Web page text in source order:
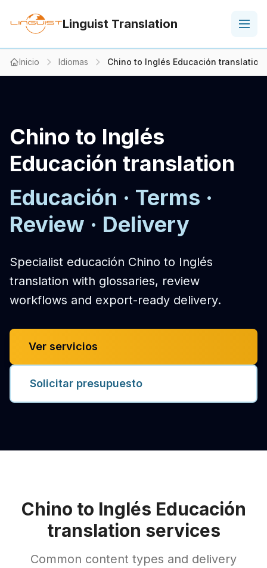
Linguist Translation
Inicio Idiomas Chino to Inglés Educación translation
Chino to Inglés
Educación translation
Educación · Terms ·
Review · Delivery
Specialist educación Chino to Inglés
translation with glossaries, review
workflows and export-ready delivery.
Ver servicios
Solicitar presupuesto
Chino to Inglés Educación
translation services
Common content types and delivery